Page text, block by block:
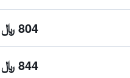
804 ﷼
844 ﷼